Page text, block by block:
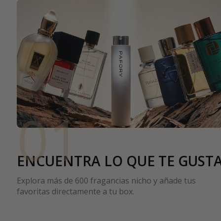
01
ENCUENTRA LO QUE TE
Explora más de 600 fragancias nicho y añade tus
favoritas directamente a tu box.